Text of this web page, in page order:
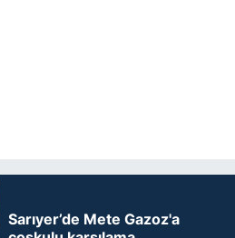
Sarıyer’de Mete Gazoz'a